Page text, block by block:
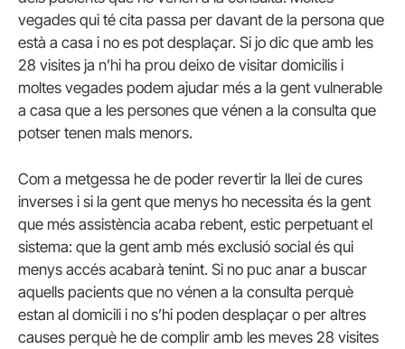
vegades qui té cita passa per davant de la persona que
està a casa i no es pot desplaçar. Si jo dic que amb les
28 visites ja n’hi ha prou deixo de visitar domicilis i
moltes vegades podem ajudar més a la gent vulnerable
a casa que a les persones que vénen a la consulta que
potser tenen mals menors.
Com a metgessa he de poder revertir la llei de cures
inverses i si la gent que menys ho necessita és la gent
que més assistència acaba rebent, estic perpetuant el
sistema: que la gent amb més exclusió social és qui
menys accés acabarà tenint. Si no puc anar a buscar
aquells pacients que no vénen a la consulta perquè
estan al domicili i no s’hi poden desplaçar o per altres
causes perquè he de complir amb les meves 28 visites